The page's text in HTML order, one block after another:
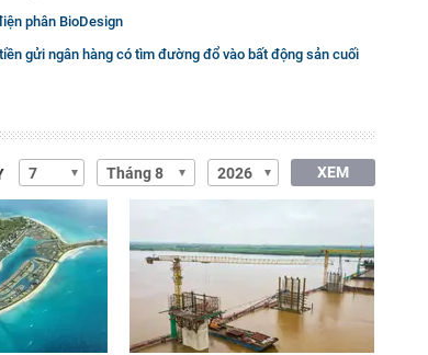
phân BioDesign
gửi ngân hàng có tìm đường đổ vào bất động sản cuối
XEM